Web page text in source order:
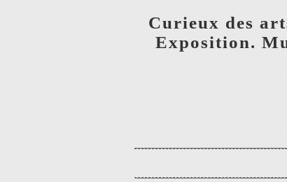
Curieux des
Exposition.